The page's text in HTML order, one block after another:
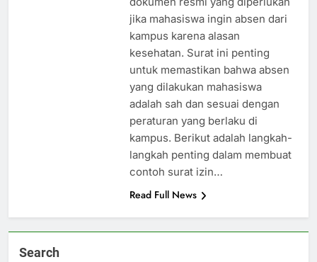
jika mahasiswa ingin absen dari
kampus karena alasan
kesehatan. Surat ini penting
untuk memastikan bahwa absen
yang dilakukan mahasiswa
adalah sah dan sesuai dengan
peraturan yang berlaku di
kampus. Berikut adalah langkah-
langkah penting dalam membuat
contoh surat izin…
Read Full News
Search